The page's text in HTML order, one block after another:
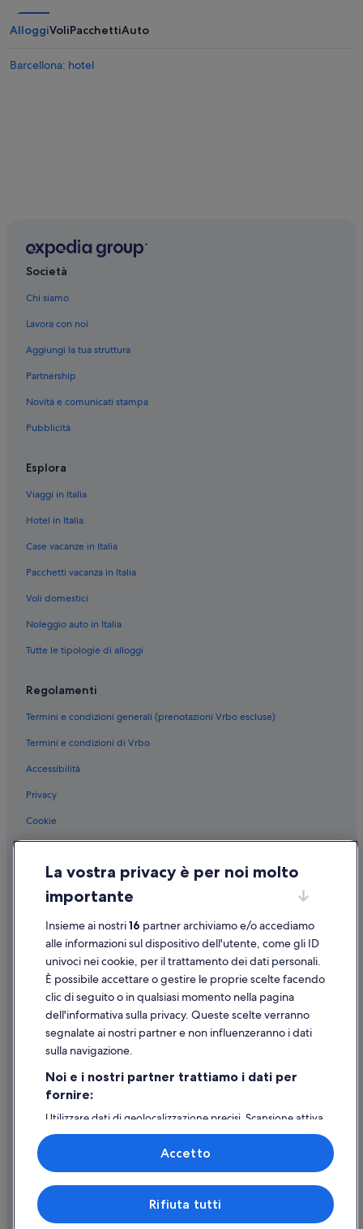
AlloggiVoliPacchettiAuto
Barcellona: hotel
Società
Chi siamo
Lavora con noi
Aggiungi la tua struttura
Partnership
Novità e comunicati stampa
Pubblicità
Esplora
Viaggi in Italia
Hotel in Italia
Case vacanze in Italia
Pacchetti vacanza in Italia
Voli domestici
Noleggio auto in Italia
Tutte le tipologie di alloggi
Regolamenti
Termini e condizioni generali (prenotazioni Vrbo escluse)
Termini e condizioni di Vrbo
Accessibilità
Privacy
Cookie
Informazioni legali/Contatti
Linee guida sui contenuti e segnalazione dei contenuti
Supporto
Assistenza clienti
Contattaci
Come cancellare un volo
Come modificare la prenotazione di un hotel o una casa vacanze
Utilizzare un coupon Expedia
Documenti per i viaggi internazionali
© 2026 Expedia, Inc., una società di Expedia Group. Tutti i diritti riservati.
Expedia e il logo di Expedia sono marchi registrati o marchi di Expedia,
La vostra privacy è per noi molto
importante
Insieme ai nostri16 partner archiviamo e/o accediamo
alle informazioni sul dispositivo dell'utente, come gli ID
univoci nei cookie, per il trattamento dei dati personali.
È possibile accettare o gestire le proprie scelte facendo
clic di seguito o in qualsiasi momento nella pagina
dell'informativa sulla privacy. Queste scelte verranno
segnalate ai nostri partner e non influenzeranno i dati
sulla navigazione.
Noi e i nostri partner trattiamo i dati per
fornire:
Utilizzare dati di geolocalizzazione precisi. Scansione attiva
delle caratteristiche del dispositivo ai fini
dell’identificazione. Archiviare informazioni su dispositivo
e/o accedervi. Pubblicità e contenuti personalizzati,
misurazione delle prestazioni dei contenuti e degli
annunci, ricerche sul pubblico, sviluppo di servizi.
Elenco dei partner (fornitori)
Rifiuta tutti
Accetto